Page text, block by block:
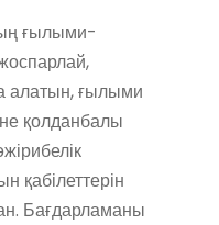
ғылыми-
алатын, ғылыми
қолданбалы
қабілеттерін
Бағдарламаны